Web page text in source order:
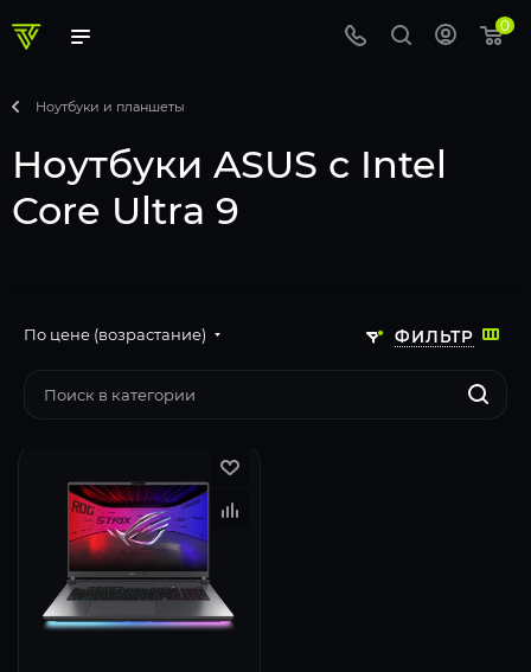
0
Ноутбуки и планшеты
Ноутбуки ASUS с Intel
Core Ultra 9
ФИЛЬТР
По цене (возрастание)